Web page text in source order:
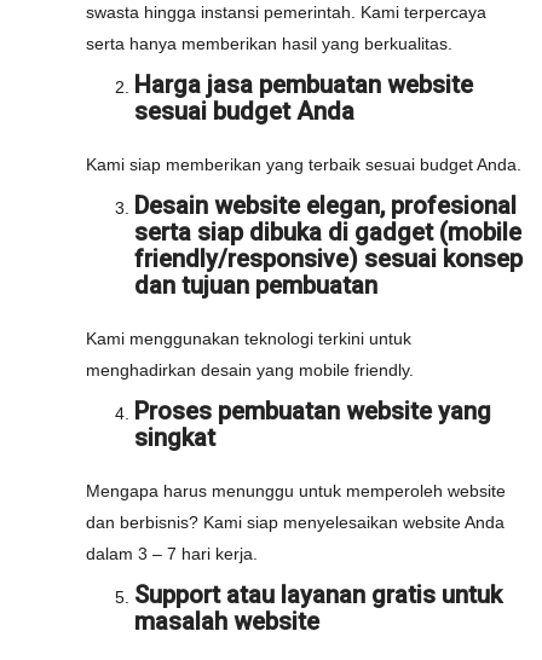
swasta hingga instansi pemerintah. Kami terpercaya
serta hanya memberikan hasil yang berkualitas.
Harga jasa pembuatan website
sesuai budget Anda
Kami siap memberikan yang terbaik sesuai budget Anda.
Desain website elegan, profesional
serta siap dibuka di gadget (mobile
friendly/responsive) sesuai konsep
dan tujuan pembuatan
Kami menggunakan teknologi terkini untuk
menghadirkan desain yang mobile friendly.
Proses pembuatan website yang
singkat
Mengapa harus menunggu untuk memperoleh website
dan berbisnis? Kami siap menyelesaikan website Anda
dalam 3 – 7 hari kerja.
Support atau layanan gratis untuk
masalah website